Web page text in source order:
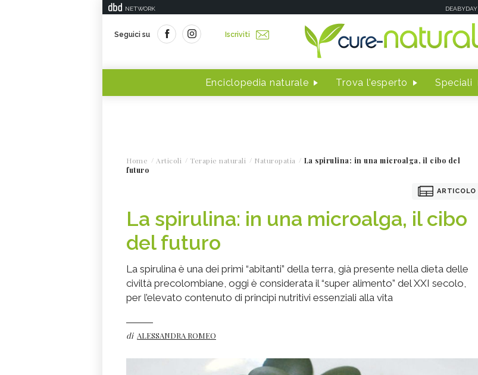
NETWORK DEABYDAY
Seguici su Iscriviti
Enciclopedia naturale Trova l'esperto Speciali
Home Articoli Terapie naturali Naturopatia
La spirulina: in una microalga, il cibo del
futuro
ARTICOLO
La spirulina: in una microalga, il cibo
del futuro
La spirulina è una dei primi “abitanti” della terra, già presente nella dieta delle
civiltà precolombiane, oggi è considerata il “super alimento” del XXI secolo,
per l’elevato contenuto di principi nutritivi essenziali alla vita
di ALESSANDRA ROMEO